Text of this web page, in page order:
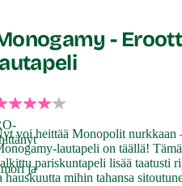
ja
-
voi heittää Monopolit nurkkaan
lautapeli on täällä!
pariskuntapeli lisää taatusti
hauskuutta mihin tahansa